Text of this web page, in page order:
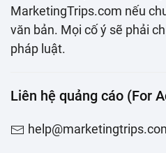
MarketingTrips.com nếu
văn bản. Mọi cố ý sẽ phải
pháp luật.
Liên hệ quảng cáo (For